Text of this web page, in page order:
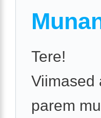
Tere!
Viimased
parem